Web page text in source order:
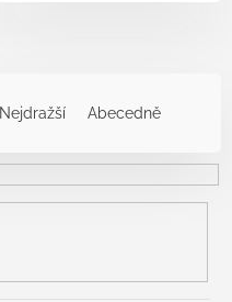
Nejdražší Abecedně